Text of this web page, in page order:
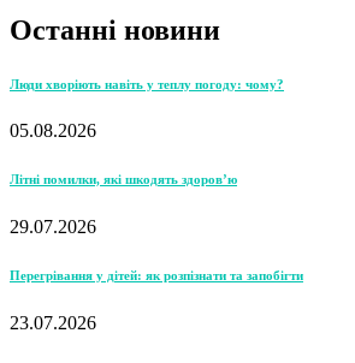
Останні новини
Люди хворіють навіть у теплу погоду: чому?
05.08.2026
Літні помилки, які шкодять здоров’ю
29.07.2026
Перегрівання у дітей: як розпізнати та запобігти
23.07.2026